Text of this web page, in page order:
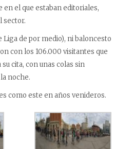
el que estaban editoriales,
sector.
de por medio), ni baloncesto
con los 106.000 visitantes que
cita, con unas colas sin
noche.
como este en años venideros.